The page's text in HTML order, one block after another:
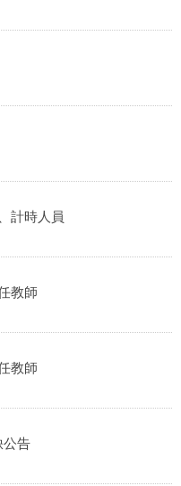
計時人員
教師
教師
公告